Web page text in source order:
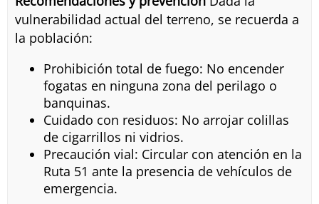
vulnerabilidad actual del terreno, se recuerda a
la población:
Prohibición total de fuego: No encender
fogatas en ninguna zona del perilago o
banquinas.
Cuidado con residuos: No arrojar colillas
de cigarrillos ni vidrios.
Precaución vial: Circular con atención en la
Ruta 51 ante la presencia de vehículos de
emergencia.